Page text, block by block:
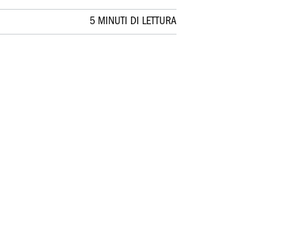
5 MINUTI DI LETTURA